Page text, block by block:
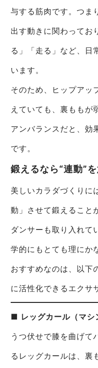
与する筋肉です。つま
出す動きに関わってお
る」「走る」など、日
います。
そのため、ヒップアッ
えていても、裏ももが
アンバランスだと、効
です。
鍛えるなら“連動”
美しいカラダづくりに
動」させて鍛えること
ダンサーも取り入れて
学的にもとても理にか
おすすめなのは、以下
に活性化できるエクサ
■ レッグカール（マシ
うつ伏せで膝を曲げて
るレッグカールは、裏